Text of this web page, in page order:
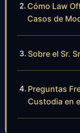
Cómo Law
Casos de
Sobre el Sr.
Preguntas
Custodia en